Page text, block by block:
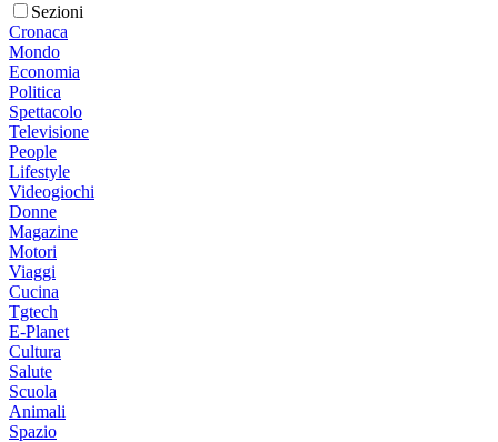
Sezioni
Cronaca
Mondo
Economia
Politica
Spettacolo
Televisione
People
Lifestyle
Videogiochi
Donne
Magazine
Motori
Viaggi
Cucina
Tgtech
E-Planet
Cultura
Salute
Scuola
Animali
Spazio